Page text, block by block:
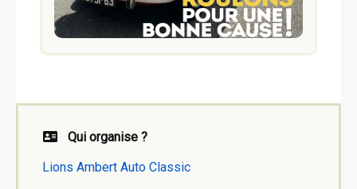
Qui organise ?
Lions Ambert Auto Classic